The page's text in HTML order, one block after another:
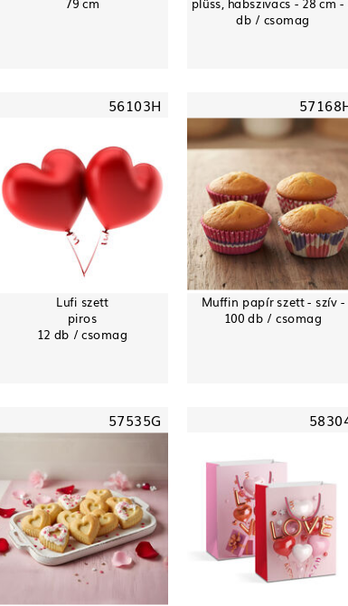
db / csomag
56103H
Lufi szett
piros
12 db / csomag
Muffin papír szett - szív -
100 db / csomag
57535G